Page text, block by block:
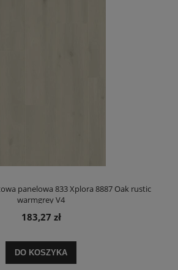
panelowa 833 Xplora 8887 Oak rustic
warmgrey V4
183,27 zł
DO KOSZYKA